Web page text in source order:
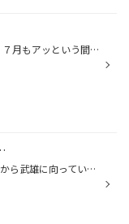
皆様お疲れ様でした。 ７月もアッという間に終わっちゃいましたね！！ と同時に、夏も過ぎて行くわけですね。 イカン！これじゃ！ 海に行ってきます。近々。 皆さんも一度限りのこの夏を楽しんで下さいね！
こんにちは!! 昨日 出先から武雄に向っていたら 武雄に近づくにつれてすっごい豪雨でびっくりしました(-"-) 夕方の雨 酷かったですね… “おい おい おいぃぃぃ…”と言いながらの運転でした。 ワイパーMAXに動かしても 前が見えなかった… ワイパーの交換は お早めに!! 武雄店では ワイパーゴムの点検で...